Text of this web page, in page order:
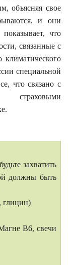
объясняя свое
и они
что
связанные с
специальной
что связано с
страховыми
захватить
должны быть
глицин)
В6, свечи